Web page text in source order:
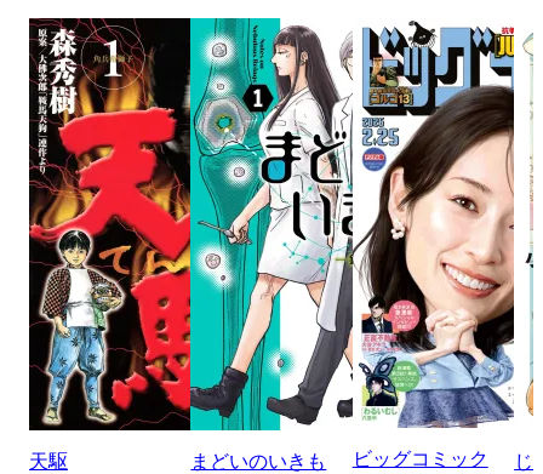
天駆
まどいのいきも
ビッグコミック じ